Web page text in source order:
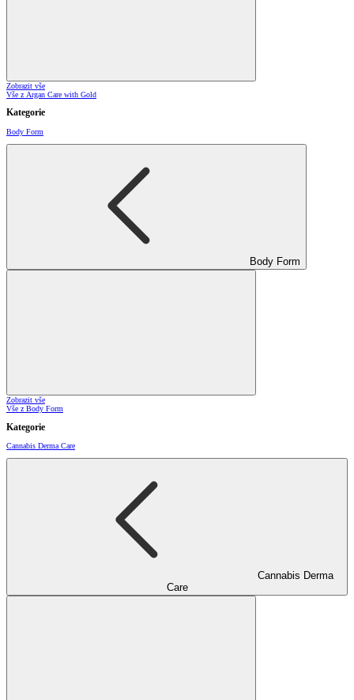
Zobrazit vše
Vše z Argan Care with Gold
Kategorie
Body Form
Body Form
Zobrazit vše
Vše z Body Form
Kategorie
Cannabis Derma Care
Cannabis Derma
Care